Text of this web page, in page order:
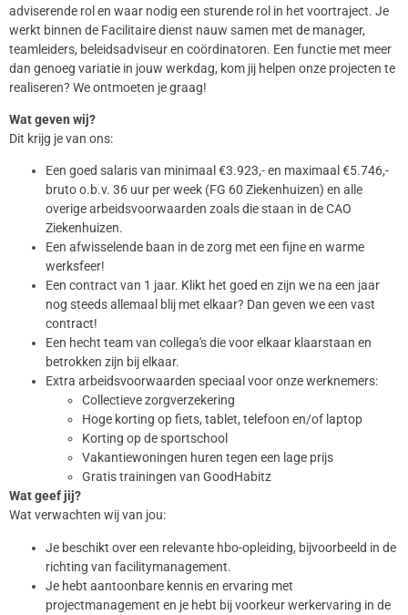
adviserende rol en waar nodig een sturende rol in het voortraject. Je
werkt binnen de Facilitaire dienst nauw samen met de manager,
teamleiders, beleidsadviseur en coördinatoren. Een functie met meer
dan genoeg variatie in jouw werkdag, kom jij helpen onze projecten te
realiseren? We ontmoeten je graag!
Wat geven wij?
Dit krijg je van ons:
Een goed salaris van minimaal €3.923,- en maximaal €5.746,-
bruto o.b.v. 36 uur per week (FG 60 Ziekenhuizen) en alle
overige arbeidsvoorwaarden zoals die staan in de CAO
Ziekenhuizen.
Een afwisselende baan in de zorg met een fijne en warme
werksfeer!
Een contract van 1 jaar. Klikt het goed en zijn we na een jaar
nog steeds allemaal blij met elkaar? Dan geven we een vast
contract!
Een hecht team van collega's die voor elkaar klaarstaan en
betrokken zijn bij elkaar.
Extra arbeidsvoorwaarden speciaal voor onze werknemers:
Collectieve zorgverzekering
Hoge korting op fiets, tablet, telefoon en/of laptop
Korting op de sportschool
Vakantiewoningen huren tegen een lage prijs
Gratis trainingen van GoodHabitz
Wat geef jij?
Wat verwachten wij van jou:
Je beschikt over een relevante hbo-opleiding, bijvoorbeeld in de
richting van facilitymanagement.
Je hebt aantoonbare kennis en ervaring met
projectmanagement en je hebt bij voorkeur werkervaring in de